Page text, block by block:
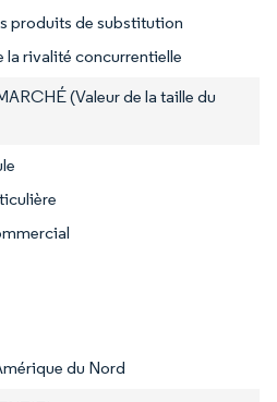
produits de substitution
la rivalité concurrentielle
(Valeur de la taille du
du Nord